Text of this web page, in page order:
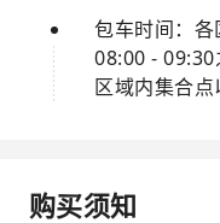
包车时间：各
08:00 - 09:30
区域内集合
购买须知